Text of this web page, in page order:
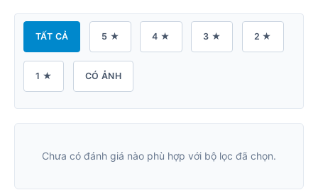
TẤT CẢ 5 ★ 4 ★ 3 ★ 2 ★
1 ★ CÓ ẢNH
Chưa có đánh giá nào phù hợp với bộ lọc đã chọn.